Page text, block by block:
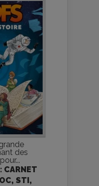
des
CARNET
STI,